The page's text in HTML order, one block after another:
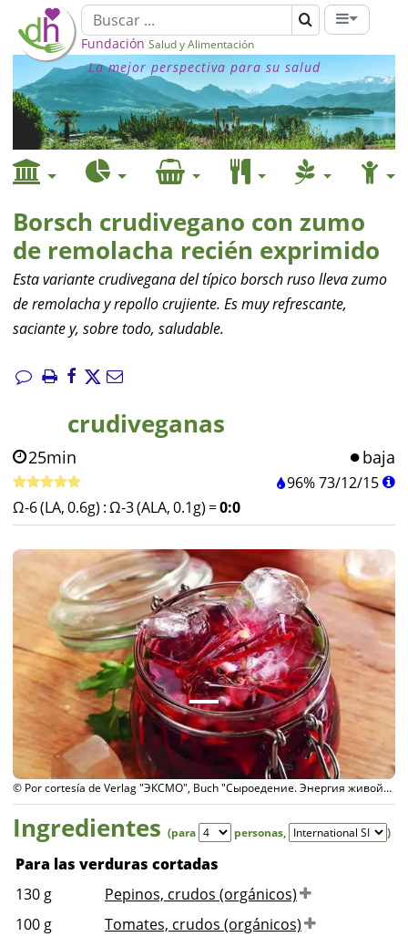
Fundación Salud y Alimentación
La mejor perspectiva para su salud
Borsch crudivegano con zumo
de remolacha recién exprimido
Esta variante crudivegana del típico borsch ruso lleva zumo
de remolacha y repollo crujiente. Es muy refrescante,
saciante y, sobre todo, saludable.
crudiveganas
25min baja
96%73/12/15
Ω-6 (LA, 0.6g) :Ω-3 (ALA, 0.1g) =0:0
© Por cortesía de Verlag "ЭКСМО", Buch "Сыроедение. Энергия живой
еды"
Ingredientes (para personas, )
Para las verduras cortadas
130 g
Pepinos, crudos (orgánicos)
100 g Tomates, crudos (orgánicos)